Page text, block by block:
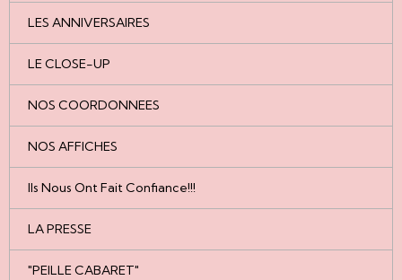
LES ANNIVERSAIRES
LE CLOSE-UP
NOS COORDONNEES
NOS AFFICHES
Ils Nous Ont Fait Confiance!!!
LA PRESSE
"PEILLE CABARET"